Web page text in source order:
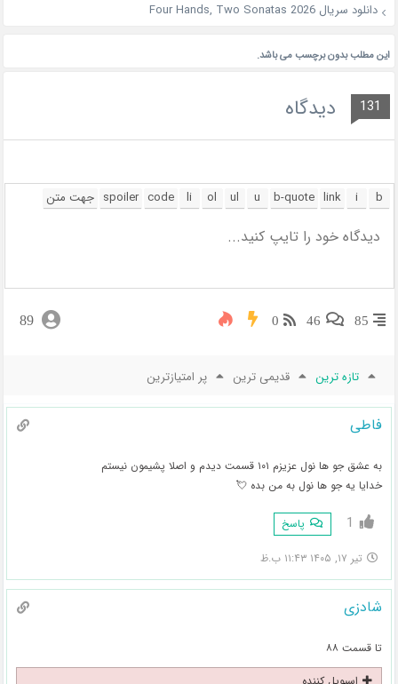
دانلود سریال Four Hands, Two Sonatas 2026
این مطلب بدون برچسب می باشد.
131 دیدگاه
85
46
0
89
تازه ترین قدیمی ترین پر امتیازترین
فاطی
به عشق جو ها نول عزیزم ۱۰۱ قسمت دیدم و اصلا پشیمون نیستم
خدایا یه جو ها نول به من بده 💘
1 پاسخ
تیر ۱۷, ۱۴۰۵ ۱۱:۴۳ ب.ظ
شادزی
تا قسمت ۸۸